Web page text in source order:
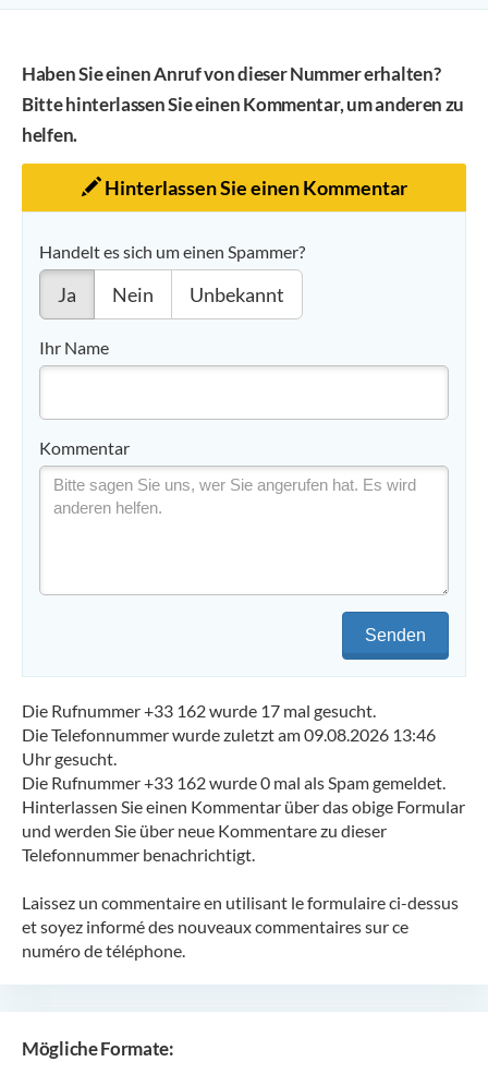
Haben Sie einen Anruf von dieser Nummer erhalten?
Bitte hinterlassen Sie einen Kommentar, um anderen zu
helfen.
Hinterlassen Sie einen Kommentar
Handelt es sich um einen Spammer?
Ja Nein Unbekannt
Ihr Name
Kommentar
Senden
Die Rufnummer +33 162 wurde 17 mal gesucht.
Die Telefonnummer wurde zuletzt am 09.08.2026 13:46
Uhr gesucht.
Die Rufnummer +33 162 wurde 0 mal als Spam gemeldet.
Hinterlassen Sie einen Kommentar über das obige Formular
und werden Sie über neue Kommentare zu dieser
Telefonnummer benachrichtigt.
Laissez un commentaire en utilisant le formulaire ci-dessus
et soyez informé des nouveaux commentaires sur ce
numéro de téléphone.
Mögliche Formate: